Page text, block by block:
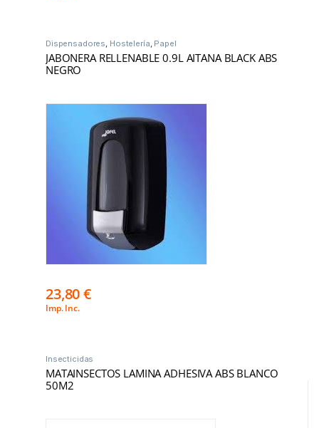
Dispensadores, Hostelería, Papel
JABONERA RELLENABLE 0.9L AITANA BLACK ABS
NEGRO
23,80€
Imp. Inc.
Insecticidas
MATAINSECTOS LAMINA ADHESIVA ABS BLANCO
50M2